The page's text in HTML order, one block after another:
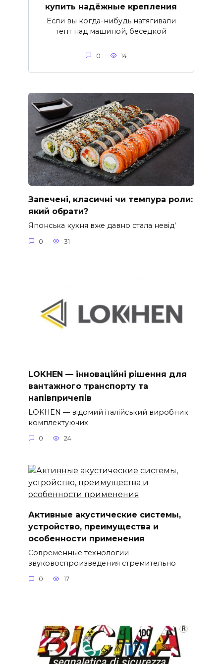
купить надёжные крепления
Если вы когда-нибудь натягивали
тент над машиной, беседкой
0 14
Запечені, класичні чи темпура роли:
який обрати?
Японська кухня вже давно стала невід’
0 31
LOKHEN — інноваційні рішення для
вантажного транспорту та
напівпричепів
LOKHEN — відомий італійський виробник
комплектуючих
0 24
Активные акустические системы,
устройство, преимущества и
особенности применения
Современные технологии
звуковоспроизведения стремительно
0 17